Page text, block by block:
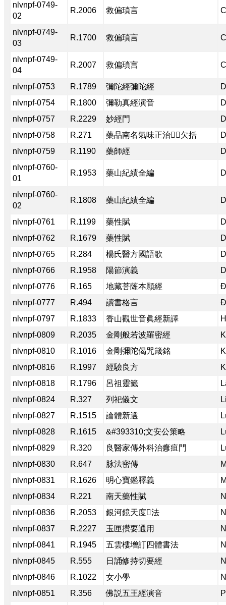
nlvnpf-0749-
02
R.2006 救偏瑣言
nlvnpf-0749-
03
R.1700 救偏瑣言
nlvnpf-0749-
04
R.2007 救偏瑣言
nlvnpf-0753 R.1789 彌陀經彌陀經
nlvnpf-0754
R.1800 彌勒真經演音
nlvnpf-0757
R.2229 妙經門
nlvnpf-0758
R.271 藥品南名氣味正治⿰𤔄欠括
nlvnpf-0759
R.1190 藥師經
nlvnpf-0760-
01
R.1953 藥山紀績全編
nlvnpf-0760-
02
R.1808 藥山紀績全編
nlvnpf-0761 R.1199 藥性賦
nlvnpf-0762
R.1679 藥性賦
nlvnpf-0765
R.284 楊氏醫方國語歌
nlvnpf-0766
R.1958 陽節演義
nlvnpf-0776
R.165 地藏菩蕯本願經
nlvnpf-0777
R.494 讀書格言
nlvnpf-0797
R.1833 香山觀世音眞經新譯
nlvnpf-0809
R.2035 金剛般若波羅密經
nlvnpf-0810
R.1016 金剛彌陀偈咒箴銘
nlvnpf-0816
R.1997 經驗良方
nlvnpf-0818
R.1796 呂祖靈籤
nlvnpf-0824
R.327 列祀儀文
nlvnpf-0827
R.1515 論體新選
nlvnpf-0828
R.1615 &#393310;文安公策略
nlvnpf-0829
R.320 良醫家傳外科治癰疽門
nlvnpf-0830
R.647 脉法密傳
nlvnpf-0831
R.1626 明心寶鑑釋義
nlvnpf-0834
R.221 南天藥性賦
nlvnpf-0836
R.2053 銀河鏡天度𢼂法
nlvnpf-0837
R.2227 玉匣攢要通用
nlvnpf-0841
R.1945 五雲樓增訂四體書法
nlvnpf-0845
R.555 日誦修持切要經
nlvnpf-0846
R.1022 女小學
nlvnpf-0851
R.356 佛説五王經演音